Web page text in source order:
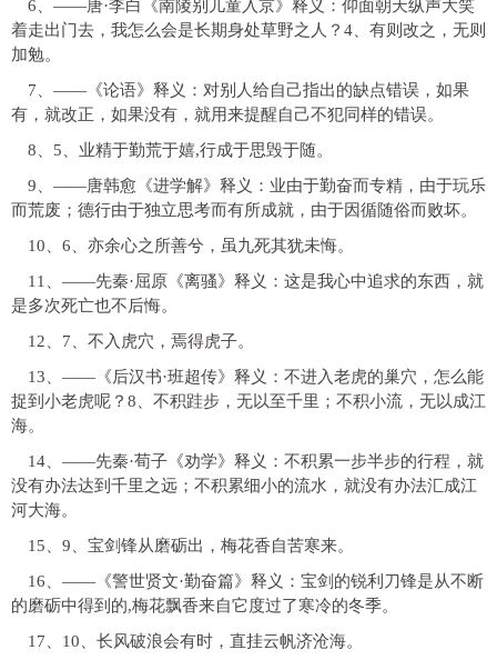
6、——唐·李白《南陵别儿童入京》释义：仰面朝天纵声大笑
着走出门去，我怎么会是长期身处草野之人？4、有则改之，无则
加勉。
7、——《论语》释义：对别人给自己指出的缺点错误，如果
有，就改正，如果没有，就用来提醒自己不犯同样的错误。
8、5、业精于勤荒于嬉,行成于思毁于随。
9、——唐韩愈《进学解》释义：业由于勤奋而专精，由于玩乐
而荒废；德行由于独立思考而有所成就，由于因循随俗而败坏。
10、6、亦余心之所善兮，虽九死其犹未悔。
11、——先秦·屈原《离骚》释义：这是我心中追求的东西，就
是多次死亡也不后悔。
12、7、不入虎穴，焉得虎子。
13、——《后汉书·班超传》释义：不进入老虎的巢穴，怎么能
捉到小老虎呢？8、不积跬步，无以至千里；不积小流，无以成江
海。
14、——先秦·荀子《劝学》释义：不积累一步半步的行程，就
没有办法达到千里之远；不积累细小的流水，就没有办法汇成江
河大海。
15、9、宝剑锋从磨砺出，梅花香自苦寒来。
16、——《警世贤文·勤奋篇》释义：宝剑的锐利刀锋是从不断
的磨砺中得到的,梅花飘香来自它度过了寒冷的冬季。
17、10、长风破浪会有时，直挂云帆济沧海。